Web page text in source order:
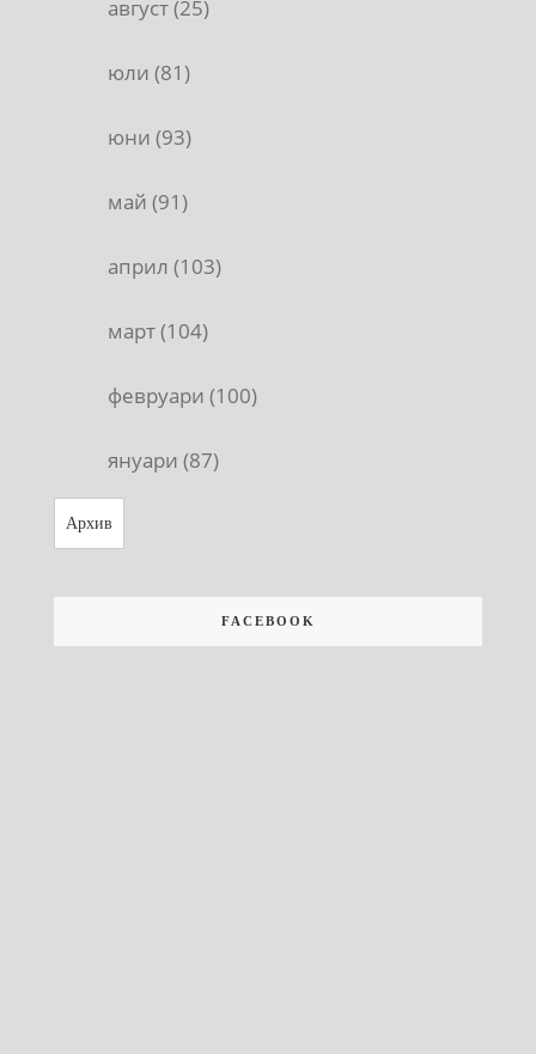
август (25)
юли (81)
юни (93)
май (91)
април (103)
март (104)
февруари (100)
януари (87)
Архив
FACEBOOK